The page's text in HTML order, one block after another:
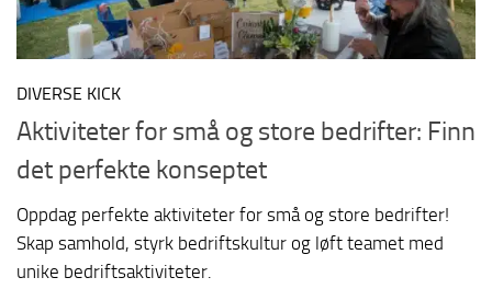
DIVERSE KICK
Aktiviteter for små og store bedrifter: Finn
det perfekte konseptet
Oppdag perfekte aktiviteter for små og store bedrifter!
Skap samhold, styrk bedriftskultur og løft teamet med
unike bedriftsaktiviteter.